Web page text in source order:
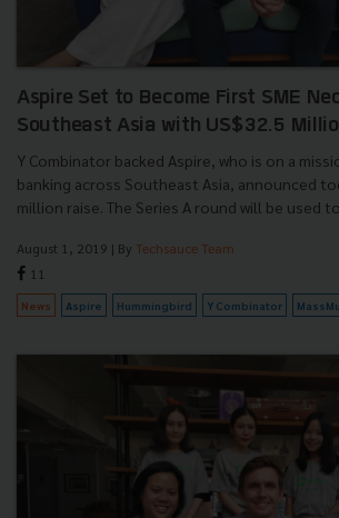
Aspire Set to Become First SME
Southeast Asia with US$32.5
Y Combinator backed Aspire, who is on a
banking across Southeast Asia, announced
million raise. The Series A round will be used
August 1, 2019 | By Techsauce Team
11
News Aspire Hummingbird Y Combinator